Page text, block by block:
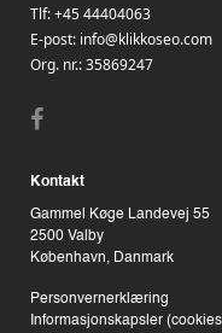
Tlf:+45 44404063
E-post: info@klikkoseo.com
Org. nr.:35869247
Kontakt
Gammel Køge Landevej 55
2500 Valby
København, Danmark
Personvernerklæring
Informasjonskapsler